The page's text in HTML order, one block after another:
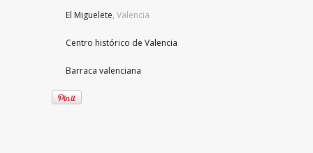
El Miguelete, Valencia
Centro histórico de Valencia
Barraca valenciana